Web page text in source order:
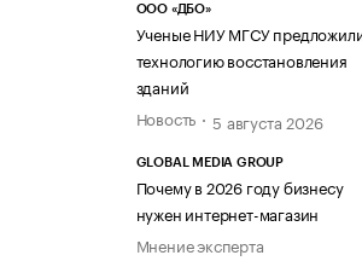
ООО «ДБО»
Ученые НИУ МГСУ
технологию восстановления
зданий
Новость
5 августа 2026
GLOBAL MEDIA GROUP
Почему в 2026 году бизнесу
нужен интернет-магазин
Мнение эксперта